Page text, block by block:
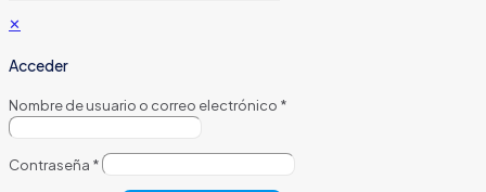
✕
Acceder
Nombre de usuario o correo electrónico *
Contraseña *